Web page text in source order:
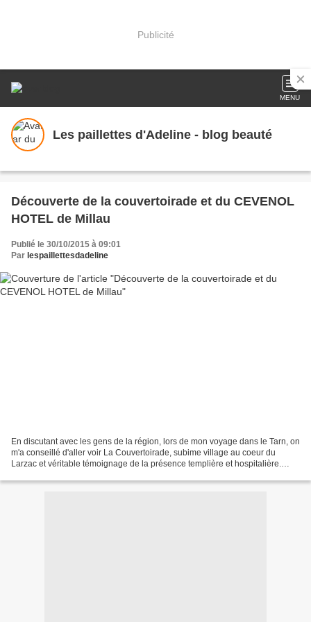
Publicité
MENU
Les paillettes d'Adeline - blog beauté
Découverte de la couvertoirade et du CEVENOL
HOTEL de Millau
Publié le 30/10/2015 à 09:01
Par lespaillettesdadeline
En discutant avec les gens de la région, lors de mon voyage dans le Tarn, on
m'a conseillé d'aller voir La Couvertoirade, subime village au coeur du
Larzac et véritable témoignage de la présence templière et hospitalière.